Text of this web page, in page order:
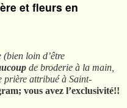
et fleurs en
loin d’être
de broderie à la main,
prière attribué à Saint-
vous avez l’exclusivité!!